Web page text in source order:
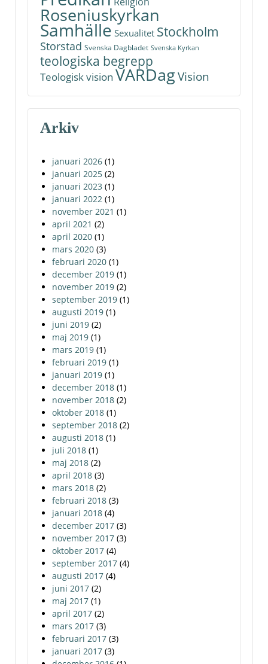
Roseniuskyrkan
Samhälle Sexualitet Stockholm
Storstad Svenska Dagbladet Svenska Kyrkan
teologiska begrepp
Teologisk vision VARDagVision
Arkiv
januari 2026 (1)
januari 2025 (2)
januari 2023 (1)
januari 2022 (1)
november 2021 (1)
april 2021 (2)
april 2020 (1)
mars 2020 (3)
februari 2020 (1)
december 2019 (1)
november 2019 (2)
september 2019 (1)
augusti 2019 (1)
juni 2019 (2)
maj 2019 (1)
mars 2019 (1)
februari 2019 (1)
januari 2019 (1)
december 2018 (1)
november 2018 (2)
oktober 2018 (1)
september 2018 (2)
augusti 2018 (1)
juli 2018 (1)
maj 2018 (2)
april 2018 (3)
mars 2018 (2)
februari 2018 (3)
januari 2018 (4)
december 2017 (3)
november 2017 (3)
oktober 2017 (4)
september 2017 (4)
augusti 2017 (4)
juni 2017 (2)
maj 2017 (1)
april 2017 (2)
mars 2017 (3)
februari 2017 (3)
januari 2017 (3)